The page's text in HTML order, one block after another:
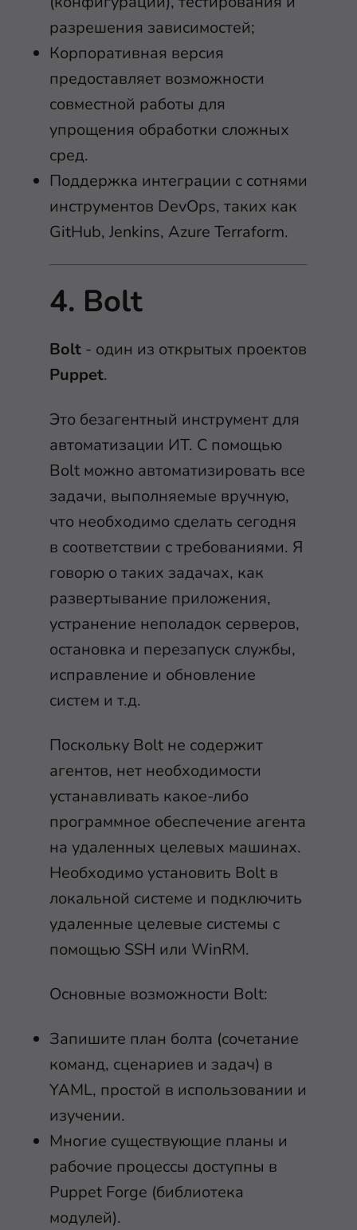
разрешения зависимостей;
Корпоративная версия
предоставляет возможности
совместной работы для
упрощения обработки сложных
сред.
Поддержка интеграции с сотнями
инструментов DevOps, таких как
GitHub, Jenkins, Azure Terraform.
4. Bolt
Bolt - один из открытых проектов
Puppet.
Это безагентный инструмент для
автоматизации ИТ. С помощью
Bolt можно автоматизировать все
задачи, выполняемые вручную,
что необходимо сделать сегодня
в соответствии с требованиями. Я
говорю о таких задачах, как
развертывание приложения,
устранение неполадок серверов,
остановка и перезапуск службы,
исправление и обновление
систем и т.д.
Поскольку Bolt не содержит
агентов, нет необходимости
устанавливать какое-либо
программное обеспечение агента
на удаленных целевых машинах.
Необходимо установить Bolt в
локальной системе и подключить
удаленные целевые системы с
помощью SSH или WinRM.
Основные возможности Bolt:
Запишите план болта (сочетание
команд, сценариев и задач) в
YAML, простой в использовании и
изучении.
Многие существующие планы и
рабочие процессы доступны в
Puppet Forge (библиотека
модулей).